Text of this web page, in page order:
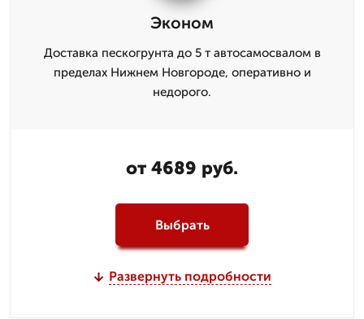
Эконом
Доставка пескогрунта до 5 т автосамосвалом в
пределах Нижнем Новгороде, оперативно и
недорого.
от 4689 руб.
Выбрать
Развернуть подробности